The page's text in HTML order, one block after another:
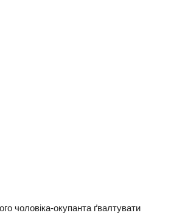
чоловіка-окупанта ґвалтувати